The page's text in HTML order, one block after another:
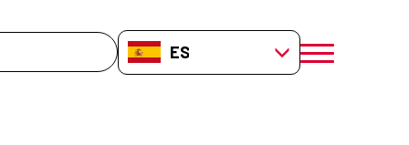
ES-ES
menú móvil